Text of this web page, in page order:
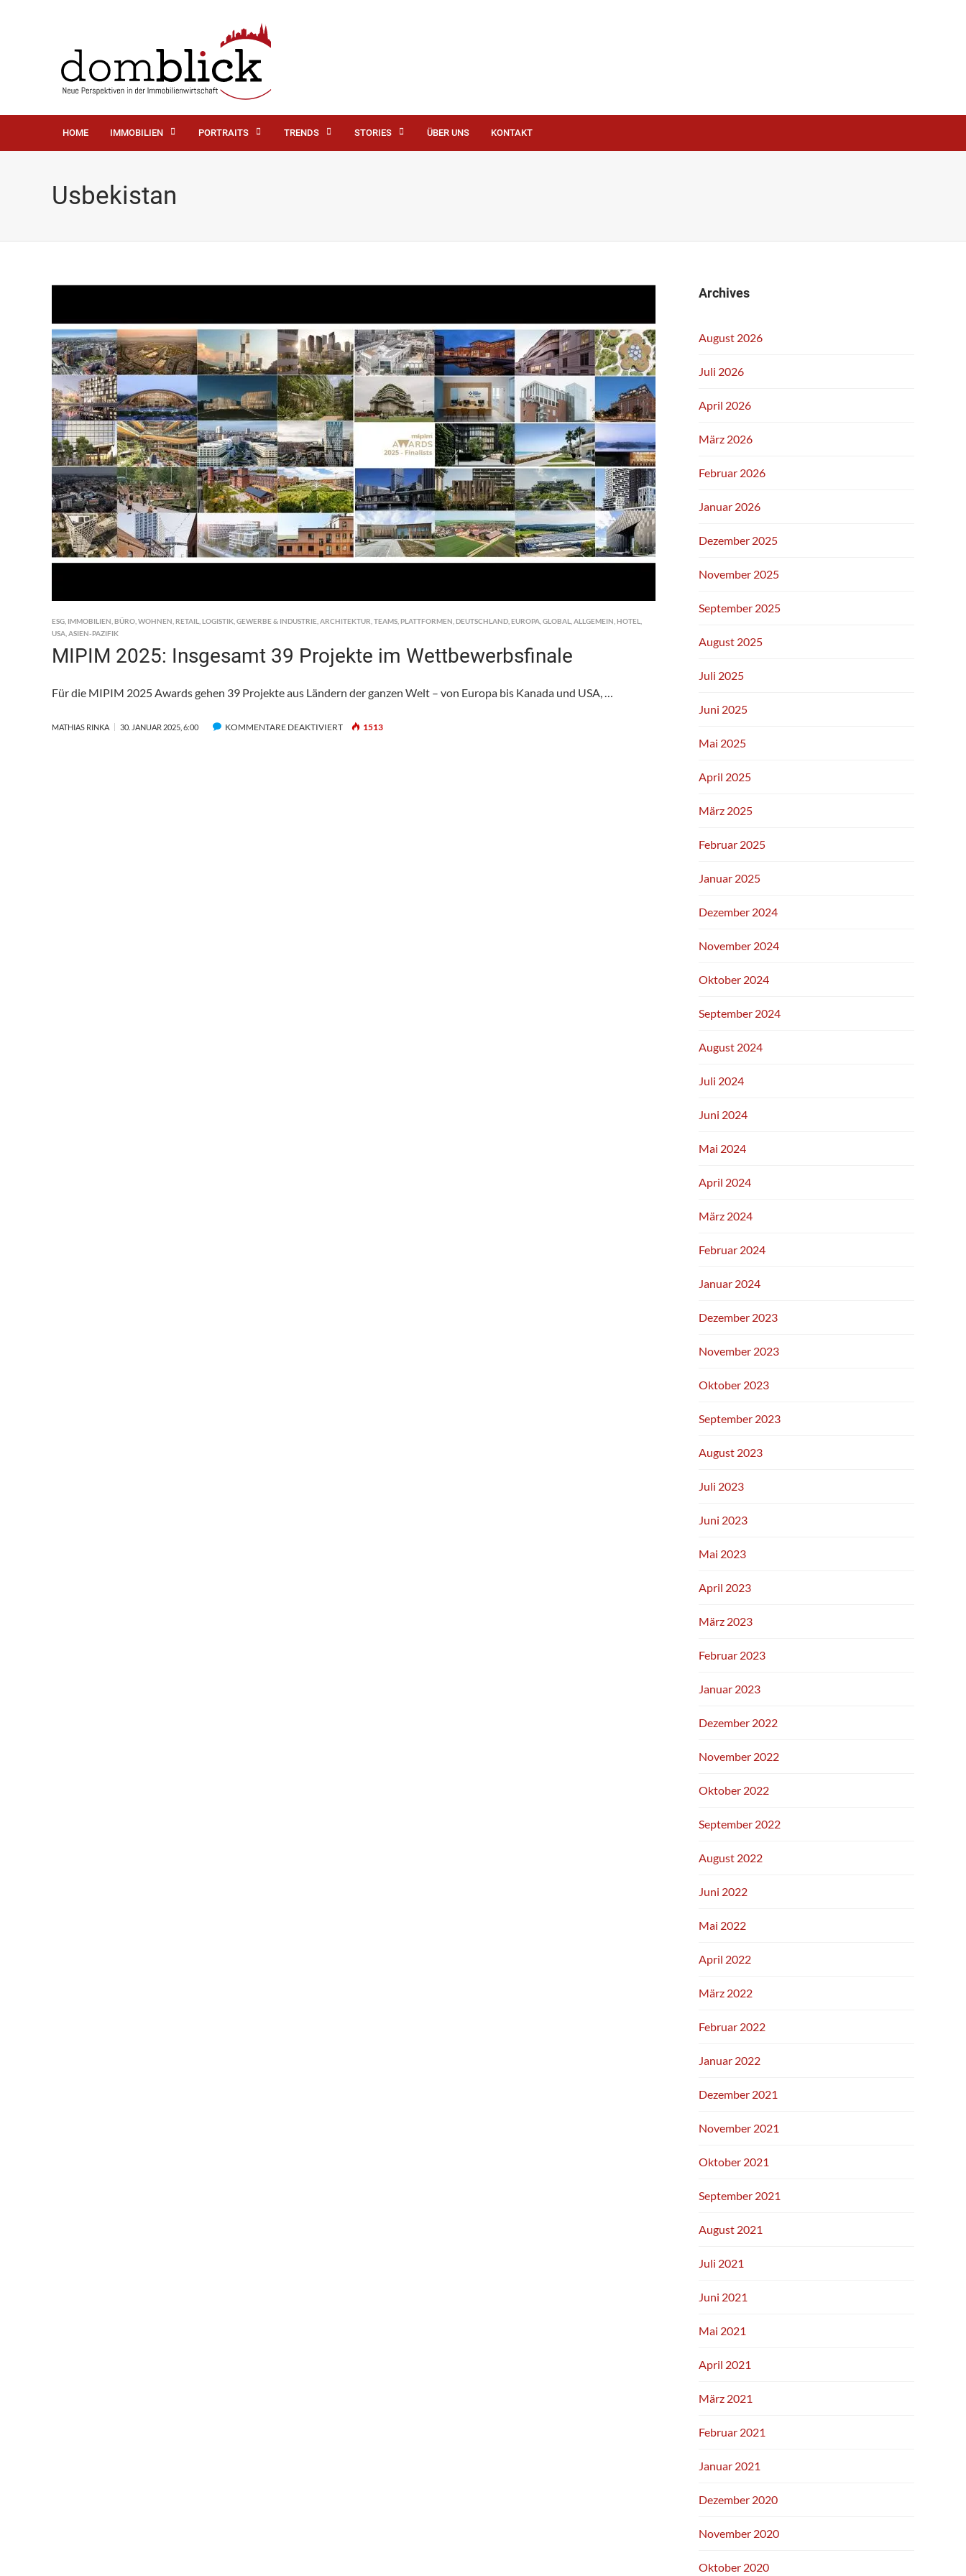
HOME IMMOBILIEN PORTRAITS TRENDS STORIES ÜBER UNS KONTAKT
Usbekistan
ESG IMMOBILIEN BÜRO WOHNEN RETAIL LOGISTIK GEWERBE & INDUSTRIE ARCHITEKTUR TEAMS PLATTFORMEN DEUTSCHLAND EUROPA GLOBAL ALLGEMEIN HOTEL
USA ASIEN-PAZIFIK
MIPIM 2025: Insgesamt 39 Projekte im Wettbewerbsfinale
Für die MIPIM 2025 Awards gehen 39 Projekte aus Ländern der ganzen Welt – von Europa bis Kanada und USA, …
MATHIAS RINKA 30. JANUAR 2025, 6:00 KOMMENTARE DEAKTIVIERTFÜR 1513
Archives
August 2026
Juli 2026
April 2026
März 2026
Februar 2026
Januar 2026
Dezember 2025
November 2025
September 2025
August 2025
Juli 2025
Juni 2025
Mai 2025
April 2025
März 2025
Februar 2025
Januar 2025
Dezember 2024
November 2024
Oktober 2024
September 2024
August 2024
Juli 2024
Juni 2024
Mai 2024
April 2024
März 2024
Februar 2024
Januar 2024
Dezember 2023
November 2023
Oktober 2023
September 2023
August 2023
Juli 2023
Juni 2023
Mai 2023
April 2023
März 2023
Februar 2023
Januar 2023
Dezember 2022
November 2022
Oktober 2022
September 2022
August 2022
Juni 2022
Mai 2022
April 2022
März 2022
Februar 2022
Januar 2022
Dezember 2021
November 2021
Oktober 2021
September 2021
August 2021
Juli 2021
Juni 2021
Mai 2021
April 2021
März 2021
Februar 2021
Januar 2021
Dezember 2020
November 2020
Oktober 2020